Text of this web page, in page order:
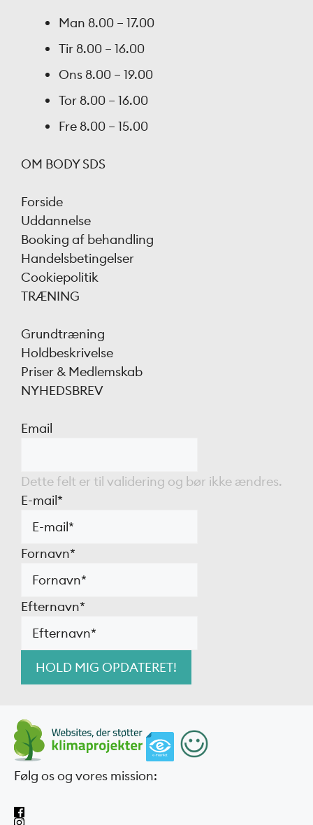
Man 8.00 – 17.00
Tir 8.00 – 16.00
Ons 8.00 – 19.00
Tor 8.00 – 16.00
Fre 8.00 – 15.00
OM BODY SDS
Forside
Uddannelse
Booking af behandling
Handelsbetingelser
Cookiepolitik
TRÆNING
Grundtræning
Holdbeskrivelse
Priser & Medlemskab
NYHEDSBREV
Email
Dette felt er til validering og bør ikke ændres.
E-mail*
Fornavn*
Efternavn*
Følg os og vores mission: